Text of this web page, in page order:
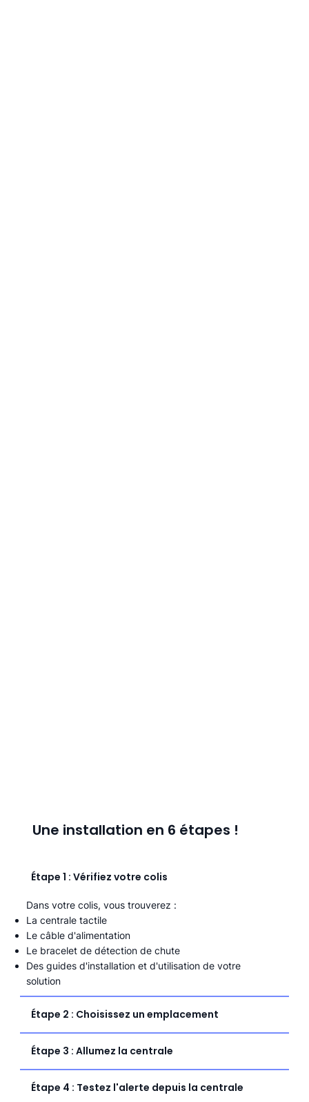
Étape 1 : Vérifiez votre colis
Dans votre colis, vous trouverez :
La centrale tactile
Le câble d'alimentation
Le bracelet de détection de chute
Des guides d'installation et d'utilisation de votre
solution
Étape 2 : Choisissez un emplacement
Étape 3 : Allumez la centrale
Étape 4 : Testez l'alerte depuis la centrale
Une installation en 6 étapes !